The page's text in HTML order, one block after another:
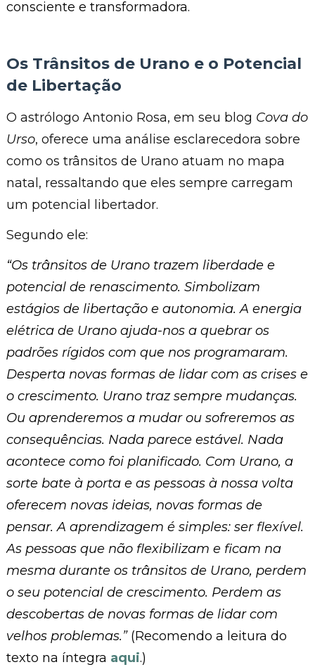
consciente e transformadora.
Os Trânsitos de Urano e o Potencial
de Libertação
O astrólogo Antonio Rosa, em seu blog Cova do
Urso, oferece uma análise esclarecedora sobre
como os trânsitos de Urano atuam no mapa
natal, ressaltando que eles sempre carregam
um potencial libertador.
Segundo ele:
“Os trânsitos de Urano trazem liberdade e
potencial de renascimento. Simbolizam
estágios de libertação e autonomia. A energia
elétrica de Urano ajuda-nos a quebrar os
padrões rígidos com que nos programaram.
Desperta novas formas de lidar com as crises e
o crescimento. Urano traz sempre mudanças.
Ou aprenderemos a mudar ou sofreremos as
consequências. Nada parece estável. Nada
acontece como foi planificado. Com Urano, a
sorte bate à porta e as pessoas à nossa volta
oferecem novas ideias, novas formas de
pensar. A aprendizagem é simples: ser flexível.
As pessoas que não flexibilizam e ficam na
mesma durante os trânsitos de Urano, perdem
o seu potencial de crescimento. Perdem as
descobertas de novas formas de lidar com
velhos problemas.”(Recomendo a leitura do
texto na íntegra aqui.)